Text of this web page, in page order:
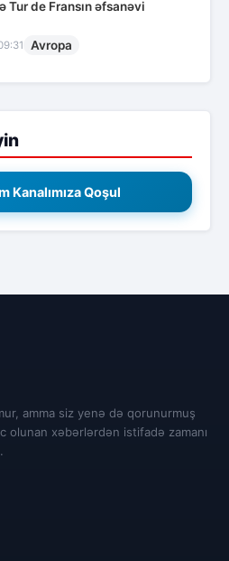
Tur de Fransın əfsanəvi
Avropa
Kanalımıza Qoşul
amma siz yenə də qorunurmuş
olunan xəbərlərdən istifadə zamanı